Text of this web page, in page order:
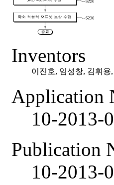
Inventors
이진호, 임성창, 김휘용
Application
10-2013-
Publication
10-2013-